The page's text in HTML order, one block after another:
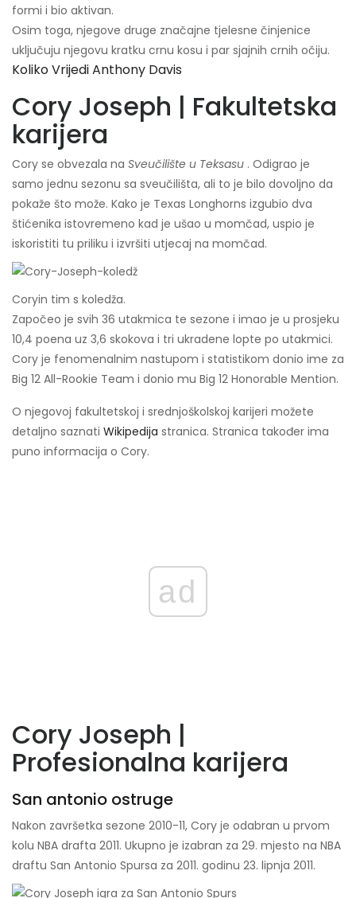
formi i bio aktivan.
Osim toga, njegove druge značajne tjelesne činjenice
uključuju njegovu kratku crnu kosu i par sjajnih crnih očiju.
Koliko Vrijedi Anthony Davis
Cory Joseph | Fakultetska
karijera
Cory se obvezala na Sveučilište u Teksasu . Odigrao je
samo jednu sezonu sa sveučilišta, ali to je bilo dovoljno da
pokaže što može. Kako je Texas Longhorns izgubio dva
štićenika istovremeno kad je ušao u momčad, uspio je
iskoristiti tu priliku i izvršiti utjecaj na momčad.
Coryin tim s koledža.
Započeo je svih 36 utakmica te sezone i imao je u prosjeku
10,4 poena uz 3,6 skokova i tri ukradene lopte po utakmici.
Cory je fenomenalnim nastupom i statistikom donio ime za
Big 12 All-Rookie Team i donio mu Big 12 Honorable Mention.
O njegovoj fakultetskoj i srednjoškolskoj karijeri možete
detaljno saznati Wikipedija stranica. Stranica također ima
puno informacija o Cory.
ad
Cory Joseph |
Profesionalna karijera
San antonio ostruge
Nakon završetka sezone 2010-11, Cory je odabran u prvom
kolu NBA drafta 2011. Ukupno je izabran za 29. mjesto na NBA
draftu San Antonio Spursa za 2011. godinu 23. lipnja 2011.